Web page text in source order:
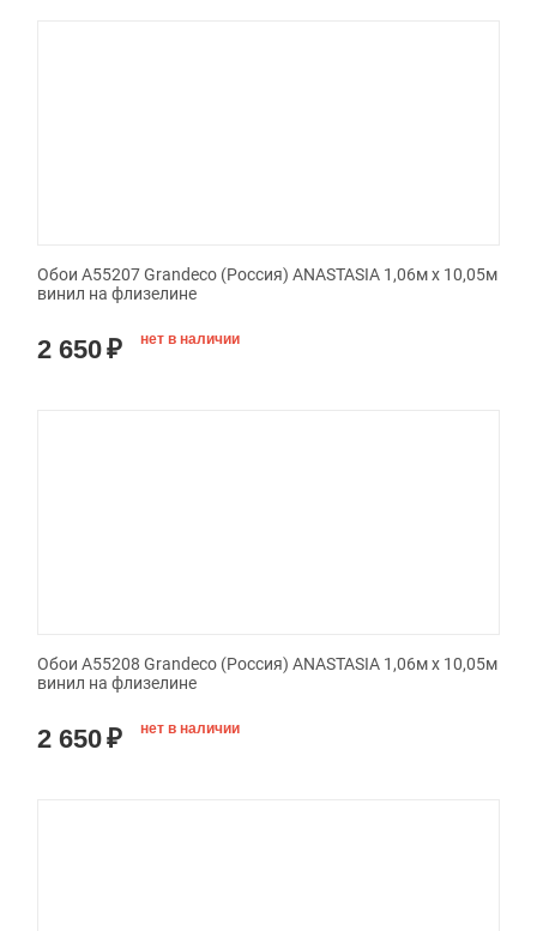
Обои A55207 Grandeco (Россия) ANASTASIA 1,06м х 10,05м
винил на флизелине
2 650₽ нет в наличии
Обои A55208 Grandeco (Россия) ANASTASIA 1,06м х 10,05м
винил на флизелине
2 650₽ нет в наличии